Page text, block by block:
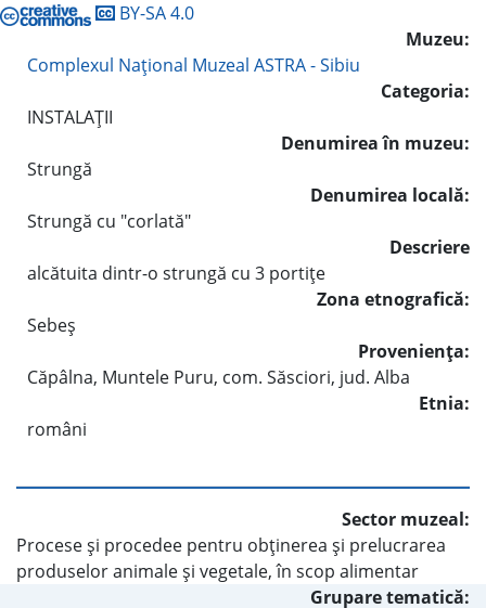
BY-SA 4.0
Muzeu:
Complexul Naţional Muzeal ASTRA - Sibiu
Categoria:
INSTALAŢII
Denumirea în muzeu:
Strungă
Denumirea locală:
Strungă cu "corlată"
Descriere
alcătuita dintr-o strungă cu 3 portiţe
Zona etnografică:
Sebeş
Provenienţa:
Căpâlna, Muntele Puru, com. Săsciori, jud. Alba
Etnia:
români
Sector muzeal:
Procese şi procedee pentru obţinerea şi prelucrarea
produselor animale şi vegetale, în scop alimentar
Grupare tematică: